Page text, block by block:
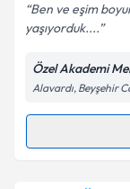
Kişisel
Metni
Ben ve eşim
yaşıyorduk....
Özel Akademi
Alavardı, Beyşehir